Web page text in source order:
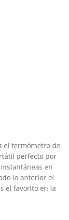
el termómetro de
perfecto por
en
lo anterior el
el favorito en la